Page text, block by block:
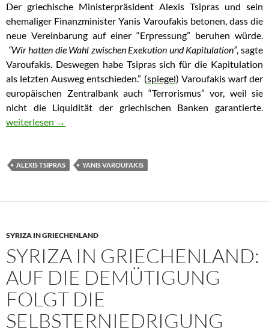
Der griechische Ministerpräsident Alexis Tsipras und sein
ehemaliger Finanzminister Yanis Varoufakis betonen, dass die
neue Vereinbarung auf einer “Erpressung” beruhen würde.
“Wir hatten die Wahl zwischen Exekution und Kapitulation”, sagte
Varoufakis. Deswegen habe Tsipras sich für die Kapitulation
als letzten Ausweg entschieden.” (spiegel) Varoufakis warf der
europäischen Zentralbank auch “Terrorismus” vor, weil sie
nicht die Liquidität der griechischen Banken garantierte.
Tsipras, Varoufakis arbeiten an ihrem Opferstatus
weiterlesen →
ALEXIS TSIPRAS YANIS VAROUFAKIS
SYRIZA IN GRIECHENLAND
SYRIZA IN GRIECHENLAND:
AUF DIE DEMÜTIGUNG
FOLGT DIE
SELBSTERNIEDRIGUNG